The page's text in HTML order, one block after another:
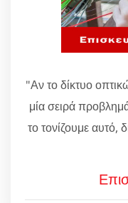
"Αν το δίκτυο
μία σειρά
το τονίζουμε αυτό,